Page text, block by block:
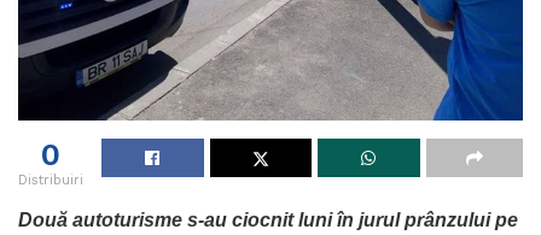
0
Distribuiri
Două autoturisme s-au ciocnit luni în jurul prânzului pe